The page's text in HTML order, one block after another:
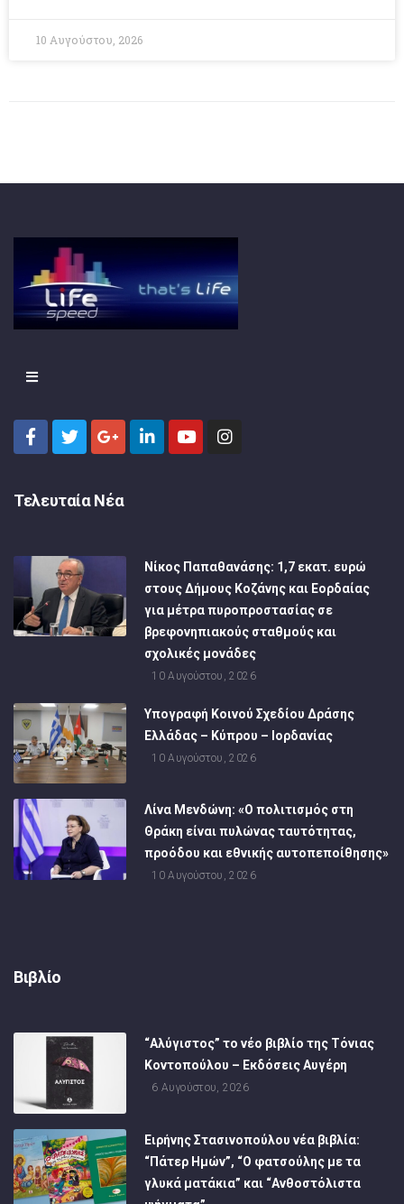
10 Αυγούστου, 2026
Τελευταία Νέα
Νίκος Παπαθανάσης: 1,7 εκατ. ευρώ
στους Δήμους Κοζάνης και Εορδαίας
για μέτρα πυροπροστασίας σε
βρεφονηπιακούς σταθμούς και
σχολικές μονάδες
10 Αυγούστου, 2026
Υπογραφή Κοινού Σχεδίου Δράσης
Ελλάδας – Κύπρου – Ιορδανίας
10 Αυγούστου, 2026
Λίνα Μενδώνη: «Ο πολιτισμός στη
Θράκη είναι πυλώνας ταυτότητας,
προόδου και εθνικής αυτοπεποίθησης»
10 Αυγούστου, 2026
Βιβλίο
“Αλύγιστος” το νέο βιβλίο της Τόνιας
Κοντοπούλου – Εκδόσεις Αυγέρη
6 Αυγούστου, 2026
Ειρήνης Στασινοπούλου νέα βιβλία:
“Πάτερ Ημών”, “Ο φατσούλης με τα
γλυκά ματάκια” και “Ανθοστόλιστα